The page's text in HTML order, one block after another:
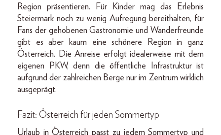
Region präsentieren. Für Kinder mag das Erlebnis
Steiermark noch zu wenig Aufregung bereithalten, für
Fans der gehobenen Gastronomie und Wanderfreunde
gibt es aber kaum eine schönere Region in ganz
Österreich. Die Anreise erfolgt idealerweise mit dem
eigenen PKW, denn die öffentliche Infrastruktur ist
aufgrund der zahlreichen Berge nur im Zentrum wirklich
ausgeprägt.
Fazit: Österreich für jeden Sommertyp
Urlaub in Österreich passt zu jedem Sommertyp und